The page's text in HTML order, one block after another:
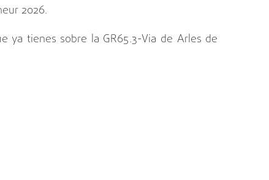
2026.
ya tienes sobre la GR65.3-Via de Arles de